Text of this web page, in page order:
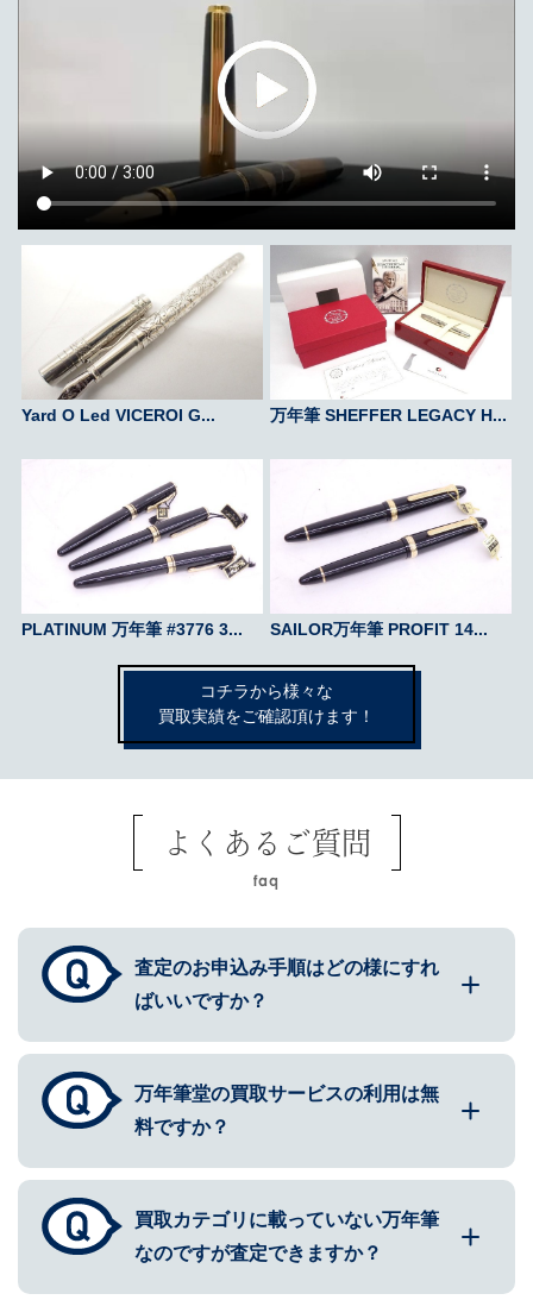
Yard O Led VICEROI G... 万年筆 SHEFFER LEGACY H...
PLATINUM 万年筆 #3776 3... SAILOR万年筆 PROFIT 14...
コチラから様々な
買取実績をご確認頂けます！
よくあるご質問
faq
査定のお申込み手順はどの様にすれ
ばいいですか？
万年筆堂の買取サービスの利用は無
料ですか？
買取カテゴリに載っていない万年筆
なのですが査定できますか？